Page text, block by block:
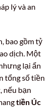
lý và an
bao gồm tỷ
dịch. Một
lại ẩn
tổng số tiền
nếu bạn
tiền Úc